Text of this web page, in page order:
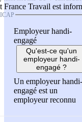
France Travail est
Employeur handi-
engagé
Qu'est-ce qu'un
employeur handi-
engagé ?
Un employeur handi-
engagé est un
employeur reconnu